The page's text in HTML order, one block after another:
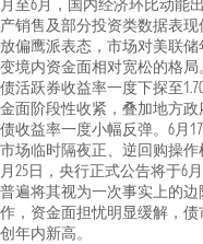
月至6月，国内经济环比动能
产销售及部分投资类数据表
放偏鹰派表态，市场对美联
变境内资金面相对宽松的格
债活跃券收益率一度下探至
金面阶段性收紧，叠加地方
债收益率一度小幅反弹。6月
市场临时隔夜正、逆回购操作
月25日，央行正式公告将于6
普遍将其视为一次事实上的
作，资金面担忧明显缓解，
创年内新高。